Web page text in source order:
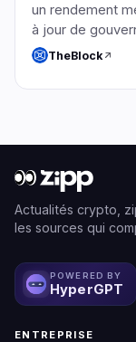
un rendement
à jour de
TheBlock
Actualités crypto,
les sources qui
POWERED BY
HyperGPT
ENTREPRISE